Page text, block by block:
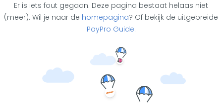
Er is iets fout gegaan. Deze pagina bestaat helaas niet
(meer). Wil je naar de homepagina? Of bekijk de uitgebreide
PayPro Guide.